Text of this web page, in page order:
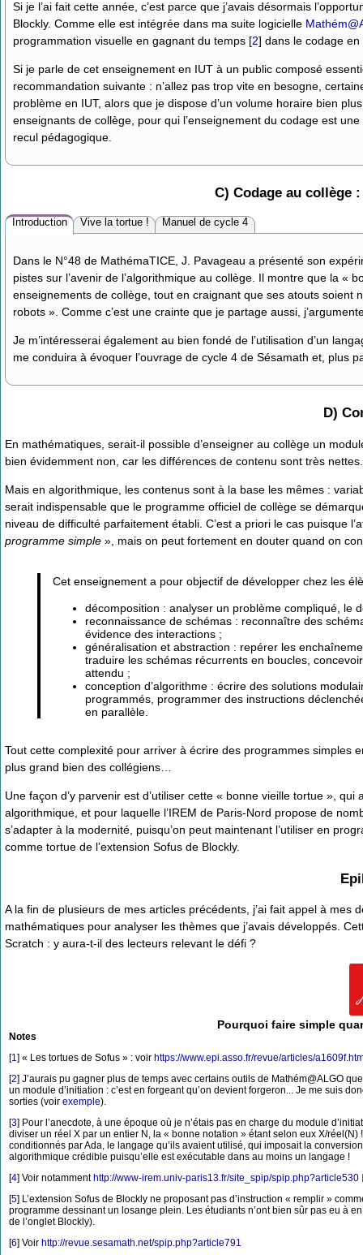
Si je l’ai fait cette année, c’est parce que j’avais désormais
Blockly. Comme elle est intégrée dans ma suite logicielle
programmation visuelle en gagnant du temps[2] dans le codage en
Si je parle de cet enseignement en IUT à un public composé
recommandation suivante : n’allez pas trop vite en besogne,
problème en IUT, alors que je dispose d’un volume horaire bien
enseignants de collège, pour qui l’enseignement du codage est
recul pédagogique.
C) Codage au
Introduction Vive la tortue ! Manuel de cycle 4
Dans le N°48 de MathémaTICE, J. Pavageau a présenté son
pistes sur l’avenir de l’algorithmique au collège. Il montre que la «
enseignements de collège, tout en craignant que ses atouts
robots ». Comme c’est une crainte que je partage aussi,
Je m’intéresserai également au bien fondé de l’utilisation d’un
me conduira à évoquer l’ouvrage de cycle 4 de Sésamath et, plus
D)
En mathématiques, serait-il possible d’enseigner au collège un
bien évidemment non, car les différences de contenu sont très nettes.
Mais en algorithmique, les contenus sont à la base les mêmes :
serait indispensable que le programme officiel de collège se
niveau de difficulté parfaitement établi. C’est a priori le cas puisque
programme simple », mais on peut fortement en douter quand on
Cet enseignement a pour objectif de développer chez les
décomposition : analyser un problème compliqué, le
reconnaissance de schémas : reconnaître des
évidence des interactions ;
généralisation et abstraction : repérer les
traduire les schémas récurrents en boucles,
attendu ;
conception d’algorithme : écrire des solutions
programmés, programmer des instructions
en parallèle.
Tout cette complexité pour arriver à écrire des programmes simples
plus grand bien des collégiens…
Une façon d’y parvenir est d’utiliser cette « bonne vieille tortue »,
algorithmique, et pour laquelle l’IREM de Paris-Nord propose de
s’adapter à la modernité, puisqu’on peut maintenant l’utiliser en
comme tortue de l’extension Sofus de Blockly.
A la fin de plusieurs de mes articles précédents, j’ai fait appel à mes
mathématiques pour analyser les thèmes que j’avais développés.
Scratch : y aura-t-il des lecteurs relevant le défi ?
Pourquoi faire simple
Notes
[1] « Les tortues de Sofus » : voir https://www.epi.asso.fr/revue/articles/
[2] J’aurais pu gagner plus de temps avec certains outils de Mathém@ALGO
un module d’initiation : c’est en forgeant qu’on devient forgeron... Je me suis
sorties (voir exemple).
[3] Pour l’anecdote, à une époque où je n’étais pas en charge du module
diviser un réel X par un entier N, la « bonne notation » étant selon eux X/
conditionnés par Ada, le langage qu’ils avaient utilisé, qui imposait la
algorithmique crédible puisqu’elle est exécutable dans au moins un langage !
[4] Voir notamment http://www-irem.univ-paris13.fr/site_spip/spip.php?article530
[5] L’extension Sofus de Blockly ne proposant pas d’instruction « remplir »
programme dessinant un losange plein. Les étudiants n’ont bien sûr pas eu à
de l’onglet Blockly).
[6] Voir http://revue.sesamath.net/spip.php?article791